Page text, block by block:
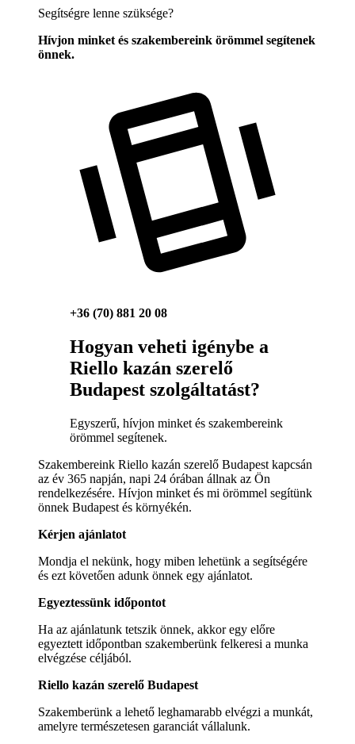
Segítségre lenne szüksége?
Hívjon minket és szakembereink örömmel segítenek
önnek.
+36 (70) 881 20 08
Hogyan veheti igénybe a
Riello kazán szerelő
Budapest szolgáltatást?
Egyszerű, hívjon minket és szakembereink
örömmel segítenek.
Szakembereink Riello kazán szerelő Budapest kapcsán
az év 365 napján, napi 24 órában állnak az Ön
rendelkezésére. Hívjon minket és mi örömmel segítünk
önnek Budapest és környékén.
Kérjen ajánlatot
Mondja el nekünk, hogy miben lehetünk a segítségére
és ezt követően adunk önnek egy ajánlatot.
Egyeztessünk időpontot
Ha az ajánlatunk tetszik önnek, akkor egy előre
egyeztett időpontban szakemberünk felkeresi a munka
elvégzése céljából.
Riello kazán szerelő Budapest
Szakemberünk a lehető leghamarabb elvégzi a munkát,
amelyre természetesen garanciát vállalunk.